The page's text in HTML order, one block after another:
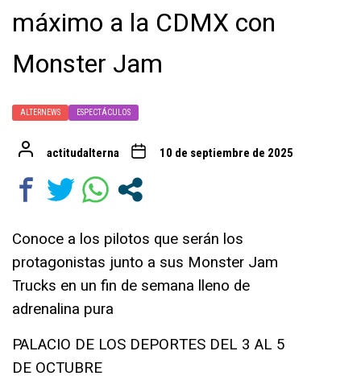
máximo a la CDMX con
Monster Jam
ALTERNEWS ESPECTÁCULOS
actitudalterna 10 de septiembre de 2025
Conoce a los pilotos que serán los
protagonistas junto a sus Monster Jam
Trucks en un fin de semana lleno de
adrenalina pura
PALACIO DE LOS DEPORTES DEL 3 AL 5
DE OCTUBRE